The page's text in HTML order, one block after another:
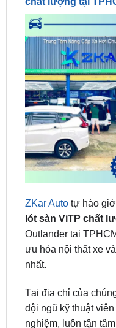
ZKar Autotự hào
Outlander tại
ưu hóa nội thất xe
nhất.
Tại địa chỉ của
nghiệm, luôn tận
công việc được
Chúng tôi cam kết